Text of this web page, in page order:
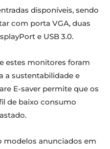
disponíveis, sendo
com porta VGA, duas
e USB 3.0.
estes monitores foram
a sustentabilidade e
E-saver permite que os
de baixo consumo
modelos anunciados em